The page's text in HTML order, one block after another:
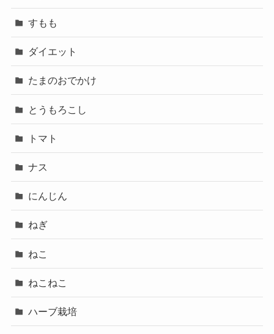
すもも
ダイエット
たまのおでかけ
とうもろこし
トマト
ナス
にんじん
ねぎ
ねこ
ねこねこ
ハーブ栽培